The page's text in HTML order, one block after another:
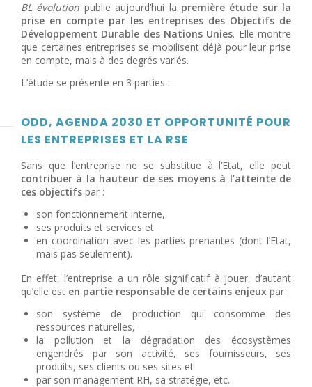
BL évolution publie aujourd’hui la première étude sur la
prise en compte par les entreprises des Objectifs de
Développement Durable des Nations Unies. Elle montre
que certaines entreprises se mobilisent déjà pour leur prise
en compte, mais à des degrés variés.
L’étude se présente en 3 parties :
ODD, AGENDA 2030 ET OPPORTUNITÉ POUR
LES ENTREPRISES ET LA RSE
Sans que l’entreprise ne se substitue à l’Etat, elle peut
contribuer à la hauteur de ses moyens à l’atteinte de
ces objectifs par :
son fonctionnement interne,
ses produits et services et
en coordination avec les parties prenantes (dont l’Etat,
mais pas seulement).
En effet, l’entreprise a un rôle significatif à jouer, d’autant
qu’elle est en partie responsable de certains enjeux par :
son système de production qui consomme des
ressources naturelles,
la pollution et la dégradation des écosystèmes
engendrés par son activité, ses fournisseurs, ses
produits, ses clients ou ses sites et
par son management RH, sa stratégie, etc.